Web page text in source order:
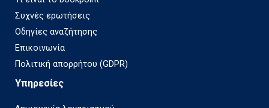
Συχνές ερωτήσεις
Οδηγίες αναζήτησης
Επικοινωνία
Πολιτική απορρήτου (GDPR)
Υπηρεσίες